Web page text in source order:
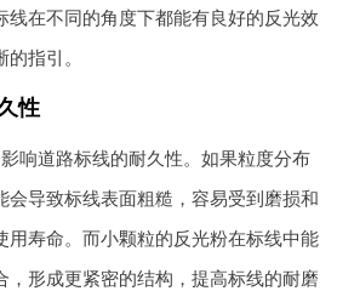
线在不同的角度下都能有良好的反光效
指引。
性
响道路标线的耐久性。如果粒度分布
会导致标线表面粗糙，容易受到磨损和
用寿命。而小颗粒的反光粉在标线中能
，形成更紧密的结构，提高标线的耐磨